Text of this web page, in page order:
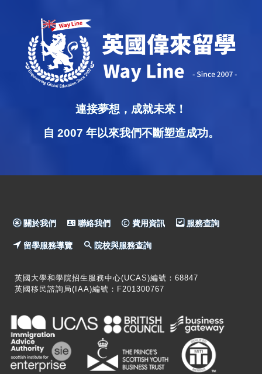
連接夢想，成就未來！
自 2007 年以來我們不斷塑造成功。
關於我們 聯絡我們 費用資訊 服務查詢
留學服務導覽 院校與服務查詢
英國大學和學院招生服務中心(UCAS)編號：68847
英國移民諮詢局(IAA)編號：F201300767